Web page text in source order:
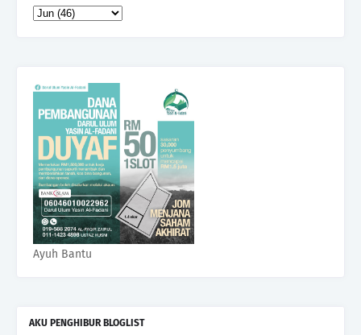
Ayuh Bantu
AKU PENGHIBUR BLOGLIST